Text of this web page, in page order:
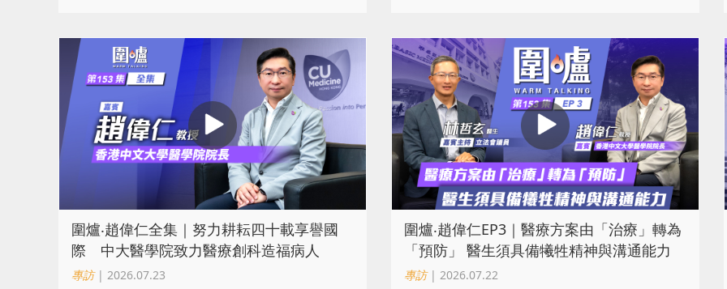
圍爐‧趙偉仁全集｜努力耕耘四十載享譽國
際 中大醫學院致力醫療創科造福病人
專訪| 2026.07.23
圍爐‧趙偉仁EP3｜醫療方案由「治療」轉為
「預防」 醫生須具備犧牲精神與溝通能力
專訪| 2026.07.22